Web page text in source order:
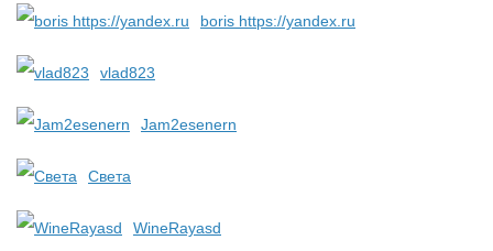
boris https://yandex.ru
vlad823
Jam2esenern
Света
WineRayasd